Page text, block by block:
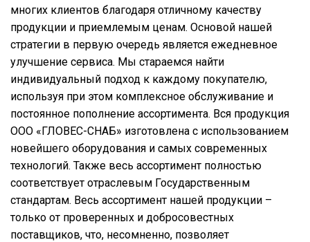
многих клиентов благодаря отличному качеству
продукции и приемлемым ценам. Основой нашей
стратегии в первую очередь является ежедневное
улучшение сервиса. Мы стараемся найти
индивидуальный подход к каждому покупателю,
используя при этом комплексное обслуживание и
постоянное пополнение ассортимента. Вся продукция
ООО «ГЛОВЕС-СНАБ» изготовлена с использованием
новейшего оборудования и самых современных
технологий. Также весь ассортимент полностью
соответствует отраслевым Государственным
стандартам. Весь ассортимент нашей продукции –
только от проверенных и добросовестных
поставщиков, что, несомненно, позволяет